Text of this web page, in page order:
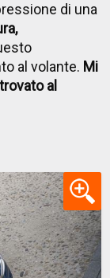
di una
al volante. Mi
al